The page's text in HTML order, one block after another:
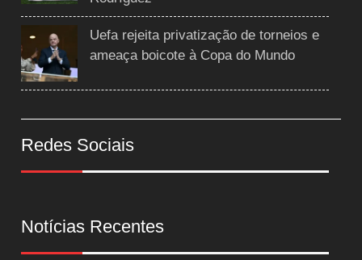
Uefa rejeita privatização de torneios e
ameaça boicote à Copa do Mundo
Redes Sociais
Notícias Recentes